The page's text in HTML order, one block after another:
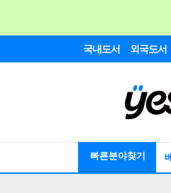
국내도서 외국도서
빠른분야찾기